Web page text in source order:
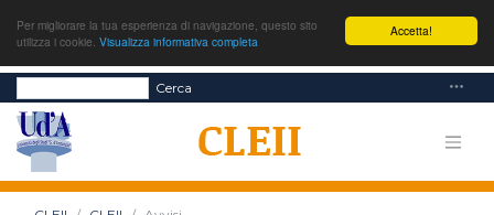
Accetta!
Per migliorare la tua esperienza di navigazione, questo sito
utilizza i cookie. Visualizza informativa completa
Cerca